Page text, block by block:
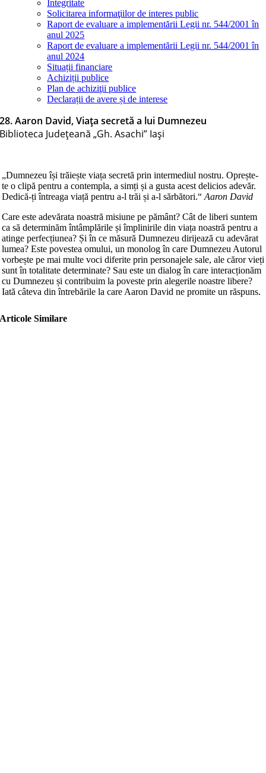
Integritate
Solicitarea informaţiilor de interes public
Raport de evaluare a implementării Legii nr. 544/2001 în
anul 2025
Raport de evaluare a implementării Legii nr. 544/2001 în
anul 2024
Situații financiare
Achiziții publice
Plan de achiziţii publice
Declarații de avere și de interese
28. Aaron David, Viața secretă a lui Dumnezeu
Biblioteca Judeţeană „Gh. Asachi” Iaşi
„Dumnezeu își trăiește viața secretă prin intermediul nostru. Oprește-
te o clipă pentru a contempla, a simți și a gusta acest delicios adevăr.
Dedică-ți întreaga viață pentru a-l trăi și a-l sărbători.“ Aaron David
Care este adevărata noastră misiune pe pământ? Cât de liberi suntem
ca să determinăm întâmplările și împlinirile din viața noastră pentru a
atinge perfecțiunea? Și în ce măsură Dumnezeu dirijează cu adevărat
lumea? Este povestea omului, un monolog în care Dumnezeu Autorul
vorbește pe mai multe voci diferite prin personajele sale, ale căror vieți
sunt în totalitate determinate? Sau este un dialog în care interacționăm
cu Dumnezeu și contribuim la poveste prin alegerile noastre libere?
Iată câteva din întrebările la care Aaron David ne promite un răspuns.
Articole Similare